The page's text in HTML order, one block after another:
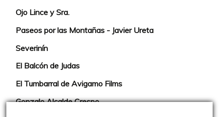
Ojo Lince y Sra.
Paseos por las Montañas - Javier Ureta
Severinín
El Balcón de Judas
El Tumbarral de Avigamo Films
Gonzalo Alcalde Crespo